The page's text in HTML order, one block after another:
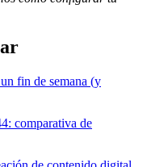
fin de semana (y
comparativa de